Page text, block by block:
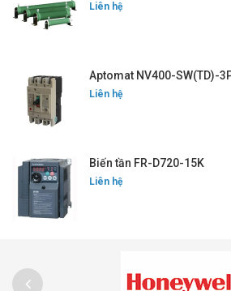
Liên hệ
Aptomat NV400-SW(TD)-
Liên hệ
Biến tần FR-D720-15K
Liên hệ